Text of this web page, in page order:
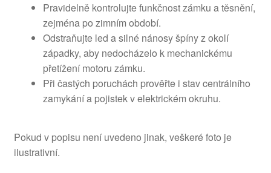
Pravidelně kontrolujte funkčnost zámku a těsnění,
zejména po zimním období.
Odstraňujte led a silné nánosy špíny z okolí
západky, aby nedocházelo k mechanickému
přetížení motoru zámku.
Při častých poruchách prověřte i stav centrálního
zamykání a pojistek v elektrickém okruhu.
Pokud v popisu není uvedeno jinak, veškeré foto je
ilustrativní.